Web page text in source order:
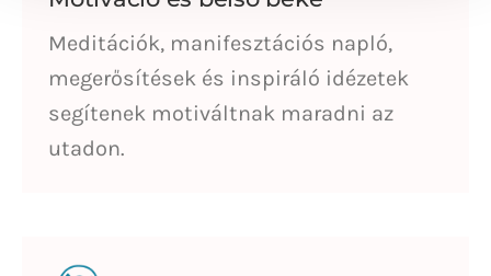
Meditációk, manifesztációs napló,
megerősítések és inspiráló idézetek
segítenek motiváltnak maradni az
utadon.